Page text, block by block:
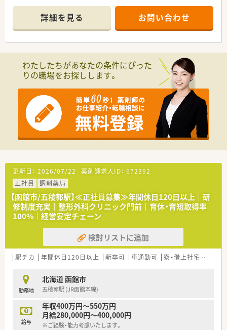
様々な形態の薬局を全国に展開しており、ご自身の興味に合わ
せて働けます
■ほぼ全店で「座り投薬」のため、患者様にしっかりと向き合っ
て服薬指導ができます
ヘルプ体制も整っているので、有休もとりやすい環境です
■それぞれのキャリアに応じて【マネジメント】と
専門性を極める【スペシャリスト】の2つのコースが用意されて
自己実現が叶えやすい体制です
＼福利厚生について／
■薬剤師資格以外の資格に対しても手当を支給！
対象は「アロマテラピー検定」などにも及び、
ご自身の興味を伸ばすことの出来る体制です
■LTD制度あり！
る制度です
■住宅手当は20,000～40,000円支給（要件あり）
■産休･育休の取得率100%、復帰率96%！
復帰出来る環境づくりにも注力されています
＼研修等について／
■定期的な勉強会や外部研修にも積極的に参加のため、
薬剤師としての力が付けられる環境で鵜s
■2年に1度、社員によって企画・運営される学術大会も実施！。
■中堅社員研修や管理者研修など、階層別での研修プログラムの
ほか、
あります
詳細を見る お問い合わせ
わたしたちがあなたの条件にぴった
りの職場をお探しします。
更新日： 2026/07/22 薬剤師求人ID： 672392
正社員
調剤薬局
【函館市/五稜郭駅】≪正社員募集≫年間休日120日以上｜研
修制度充実｜整形外科クリニック門前｜育休・育短取得率
100%｜経営安定チェーン
検討リストに追加
駅チカ 年間休日120日以上 新卒可 車通勤可 寮・借上社宅あり
勤務地
北海道 函館市
五稜郭駅 (JR函館本線)
給与
年収400万円～550万円
月給280,000円～400,000円
※ご経験・能力考慮いたします。